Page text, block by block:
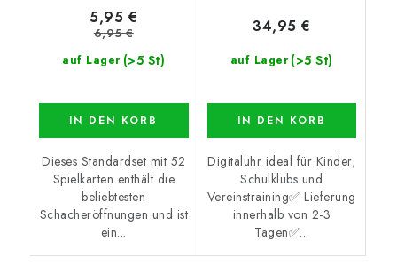
auf Lager (>5 St)
5,95 €
6,95 €
IN DEN KORB
Dieses Standardset mit 52
Spielkarten enthält die
beliebtesten
Schacheröffnungen und ist
ein...
auf Lager (>5 St)
34,95 €
IN DEN KORB
Digitaluhr ideal für Kinder,
Schulklubs und
Vereinstraining✅ Lieferung
innerhalb von 2-3
Tagen✅...